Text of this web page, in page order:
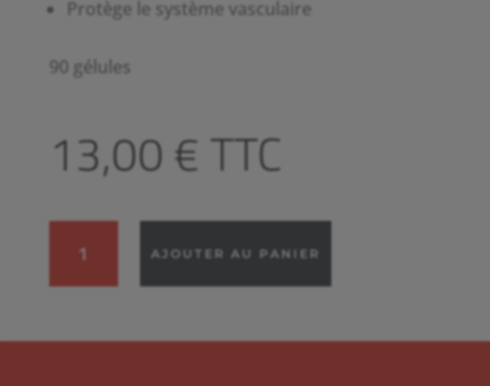
Protège le système vasculaire
90 gélules
13,00€ TTC
VITAMINES
AJOUTER AU PANIER